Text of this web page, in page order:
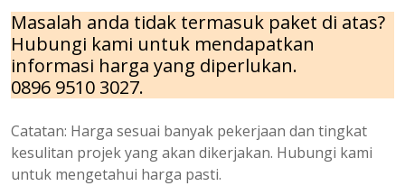
Masalah anda tidak termasuk paket di atas?
Hubungi kami untuk mendapatkan
informasi harga yang diperlukan.
0896 9510 3027.
Catatan: Harga sesuai banyak pekerjaan dan tingkat
kesulitan projek yang akan dikerjakan. Hubungi kami
untuk mengetahui harga pasti.